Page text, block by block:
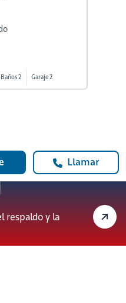
Llamar
respaldo y la
Baños 2 Garaje 2